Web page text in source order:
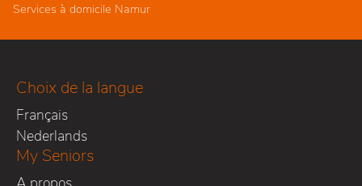
Services à domicile Namur
Choix de la langue
Français
Nederlands
My Seniors